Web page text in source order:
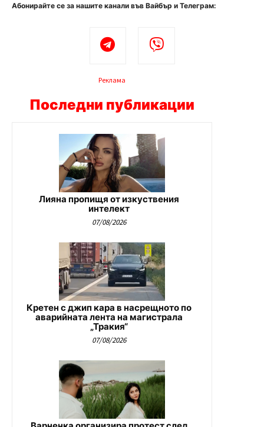
Абонирайте се за нашите канали във Вайбър и Телеграм:
Реклама
Последни публикации
Лияна пропищя от изкуствения
интелект
07/08/2026
Кретен с джип кара в насрещното по
аварийната лента на магистрала
„Тракия“
07/08/2026